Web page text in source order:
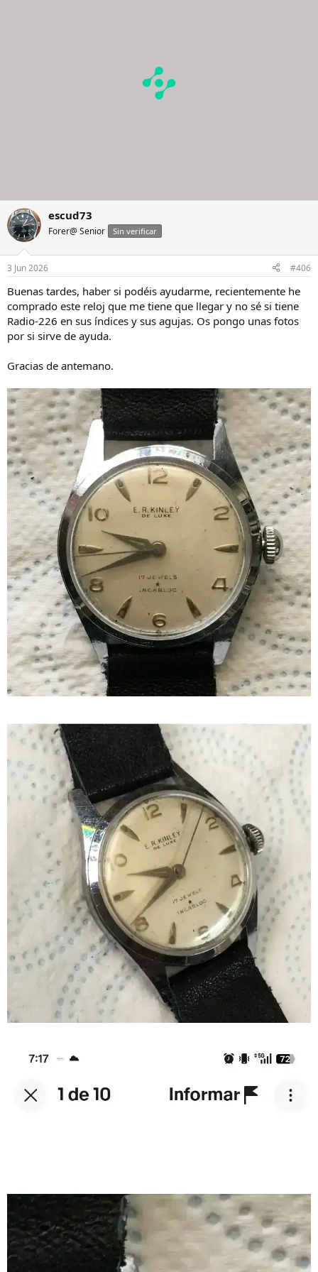
escud73
Forer@ Senior Sin verificar
3 Jun 2026 #406
Buenas tardes, haber si podéis ayudarme, recientemente he
comprado este reloj que me tiene que llegar y no sé si tiene
Radio-226 en sus índices y sus agujas. Os pongo unas fotos
por si sirve de ayuda.
Gracias de antemano.